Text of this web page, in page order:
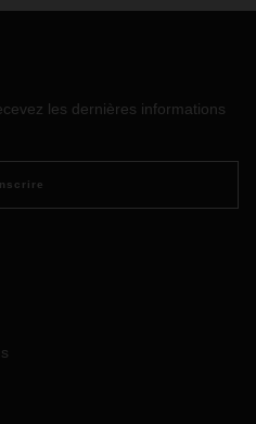
les dernières informations